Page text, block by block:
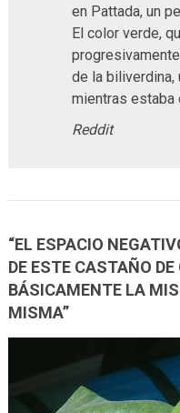
en Pattada, un
El color verde,
de la biliverdina,
mientras estaba
Reddit
“EL ESPACIO
DE ESTE CASTAÑO
BÁSICAMENTE LA
MISMA”